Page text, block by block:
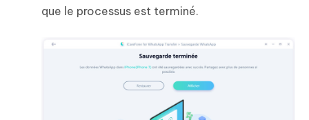
que le processus est terminé.